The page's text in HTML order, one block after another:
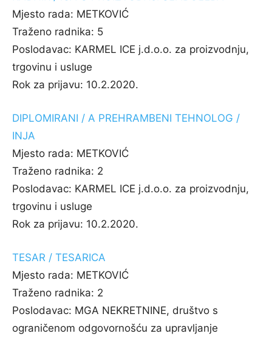
Mjesto rada: METKOVIĆ
Traženo radnika: 5
Poslodavac: KARMEL ICE j.d.o.o. za proizvodnju,
trgovinu i usluge
Rok za prijavu: 10.2.2020.
DIPLOMIRANI / A PREHRAMBENI TEHNOLOG /
INJA
Mjesto rada: METKOVIĆ
Traženo radnika: 2
Poslodavac: KARMEL ICE j.d.o.o. za proizvodnju,
trgovinu i usluge
Rok za prijavu: 10.2.2020.
TESAR / TESARICA
Mjesto rada: METKOVIĆ
Traženo radnika: 2
Poslodavac: MGA NEKRETNINE, društvo s
ograničenom odgovornošću za upravljanje